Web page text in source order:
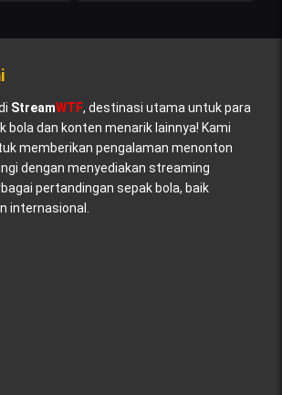
StreamWTF, destinasi utama untuk para
bola dan konten menarik lainnya! Kami
memberikan pengalaman menonton
dengan menyediakan streaming
pertandingan sepak bola, baik
internasional.